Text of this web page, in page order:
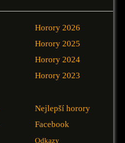
Horory 2026
Horory 2025
Horory 2024
Horory 2023
Nejlepší horory
Facebook
Odkazy